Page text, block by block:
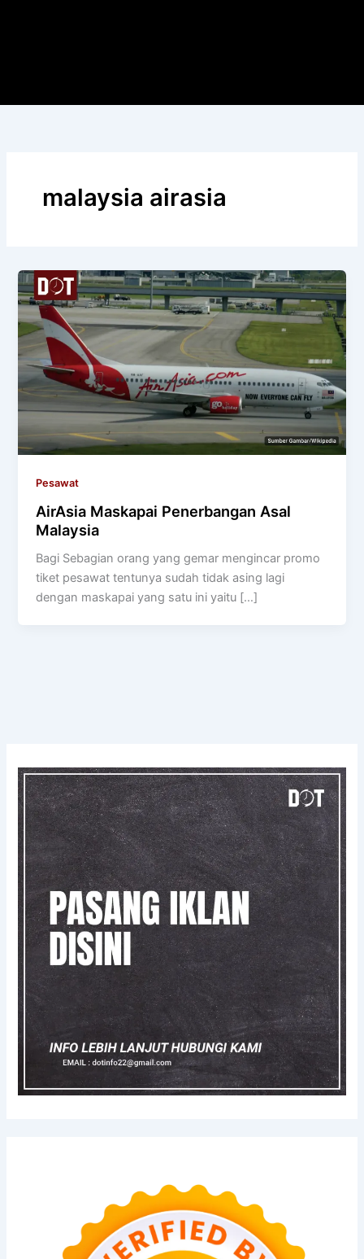
malaysia airasia
Pesawat
AirAsia Maskapai Penerbangan Asal
Malaysia
Bagi Sebagian orang yang gemar mengincar promo
tiket pesawat tentunya sudah tidak asing lagi
dengan maskapai yang satu ini yaitu […]